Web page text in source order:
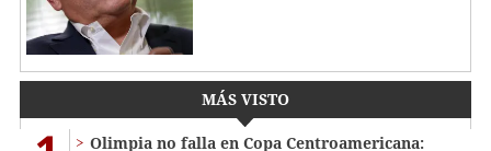
MÁS VISTO
Olimpia no falla en Copa Centroamericana: